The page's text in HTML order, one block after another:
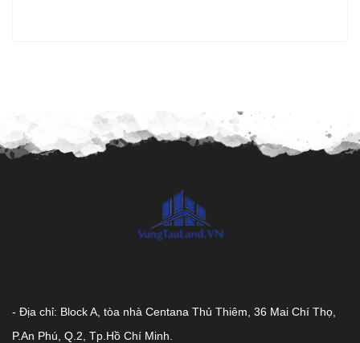
- Địa chỉ: Block A, tòa nhà Centana Thủ Thiêm, 36 Mai Chí Thọ,
P.An Phú, Q.2, Tp.Hồ Chí Minh.